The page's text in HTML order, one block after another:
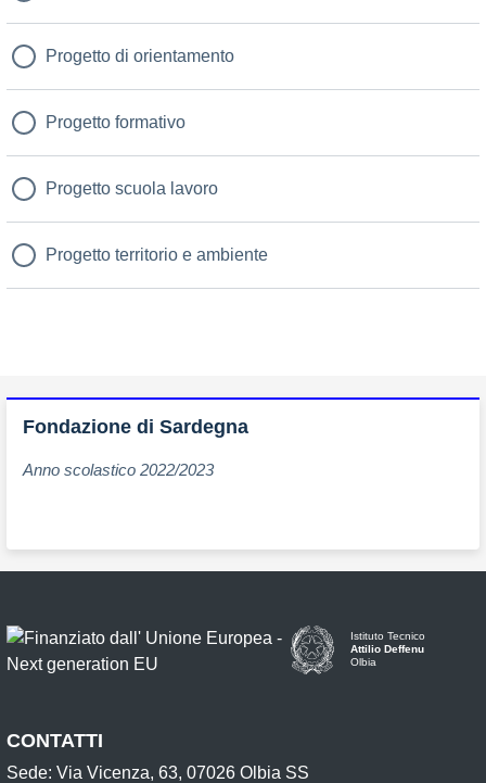
Progetto di orientamento
Progetto formativo
Progetto scuola lavoro
Progetto territorio e ambiente
Fondazione di Sardegna
Anno scolastico 2022/2023
Istituto Tecnico
Attilio Deffenu
Olbia
CONTATTI
Sede: Via Vicenza, 63, 07026 Olbia SS